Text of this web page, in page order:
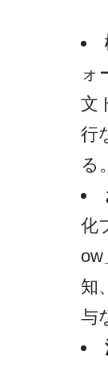
ォ
文
行
る。
化
ow
知
与